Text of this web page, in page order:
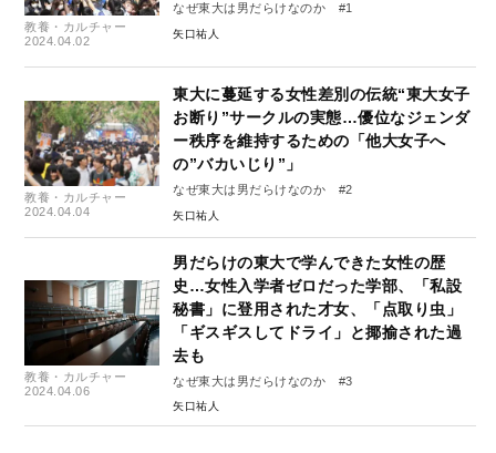
教養・カルチャー
2024.04.02
なぜ東大は男だらけなのか #1
矢口祐人
教養・カルチャー
2024.04.04
東大に蔓延する女性差別の伝統“東大女子
お断り”サークルの実態…優位なジェンダ
ー秩序を維持するための「他大女子へ
の”バカいじり”」
なぜ東大は男だらけなのか #2
矢口祐人
教養・カルチャー
2024.04.06
男だらけの東大で学んできた女性の歴
史…女性入学者ゼロだった学部、「私設
秘書」に登用された才女、「点取り虫」
「ギスギスしてドライ」と揶揄された過
去も
なぜ東大は男だらけなのか #3
矢口祐人